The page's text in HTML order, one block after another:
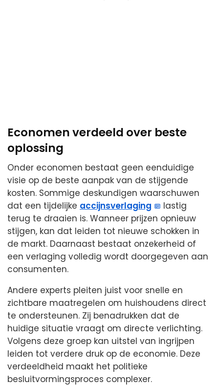
Economen verdeeld over beste
oplossing
Onder economen bestaat geen eenduidige
visie op de beste aanpak van de stijgende
kosten. Sommige deskundigen waarschuwen
dat een tijdelijke accijnsverlaging
lastig
terug te draaien is. Wanneer prijzen opnieuw
stijgen, kan dat leiden tot nieuwe schokken in
de markt. Daarnaast bestaat onzekerheid of
een verlaging volledig wordt doorgegeven aan
consumenten.
Andere experts pleiten juist voor snelle en
zichtbare maatregelen om huishoudens direct
te ondersteunen. Zij benadrukken dat de
huidige situatie vraagt om directe verlichting.
Volgens deze groep kan uitstel van ingrijpen
leiden tot verdere druk op de economie. Deze
verdeeldheid maakt het politieke
besluitvormingsproces complexer.